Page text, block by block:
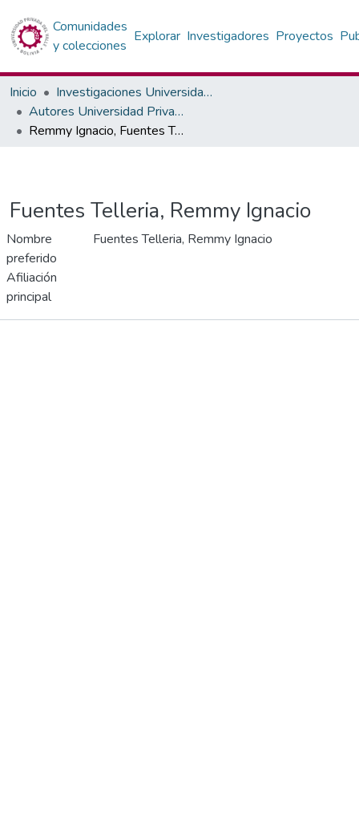
Comunidades
y colecciones
Explorar Investigadores Proyectos
Inicio
Investigaciones Universidad Privada del Valle
Autores Universidad Privada del Valle
Remmy Ignacio, Fuentes Telleria
Fuentes Telleria, Remmy Ignacio
Nombre
preferido
Fuentes Telleria, Remmy Ignacio
Afiliación
principal